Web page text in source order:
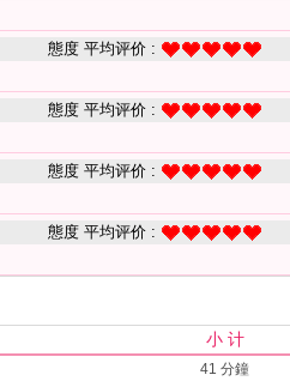
態度 平均评价 :
態度 平均评价 :
態度 平均评价 :
態度 平均评价 :
小 计
41 分鐘